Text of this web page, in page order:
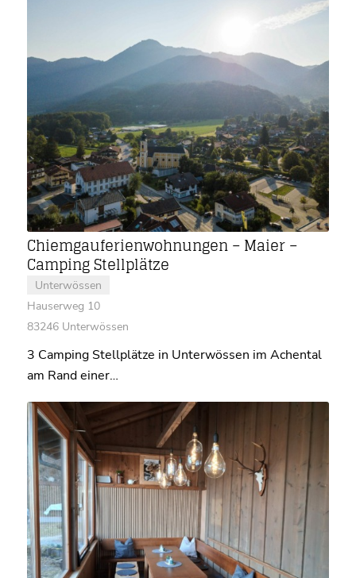
Chiemgauferienwohnungen – Maier –
Camping Stellplätze
Unterwössen
Hauserweg 10
83246 Unterwössen
3 Camping Stellplätze in Unterwössen im Achental
am Rand einer…